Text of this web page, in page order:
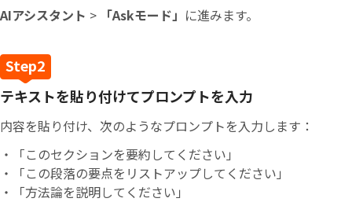
AIアシスタント > 「Askモード」 に進みます。
テキストを貼り付けてプロンプトを入力
内容を貼り付け、次のようなプロンプトを入力します：
・「このセクションを要約してください」
・「この段落の要点をリストアップしてください」
・「方法論を説明してください」